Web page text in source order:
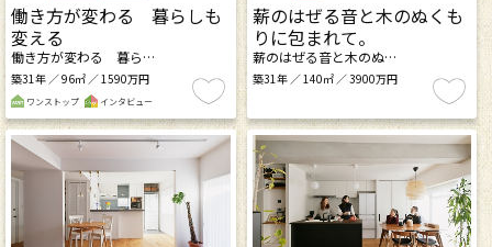
働き方が変わる 暮らしも
変える
働き方が変わる 暮ら…
築31年 ／ 96㎡ ／ 1590万円
ワンストップ インタビュー
薪のはぜる音と木のぬくも
りに包まれて。
薪のはぜる音と木のぬ…
築31年 ／ 140㎡ ／ 3900万円